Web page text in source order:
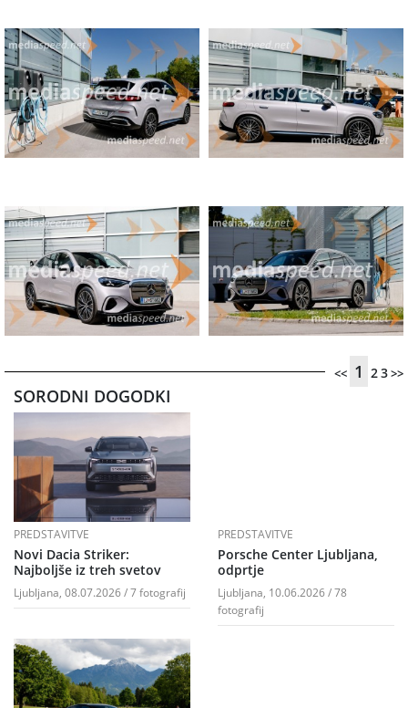
<< 1 23>>
SORODNI DOGODKI
PREDSTAVITVE
Novi Dacia Striker:
Najboljše iz treh svetov
Ljubljana, 08.07.2026 / 7 fotografij
PREDSTAVITVE
Porsche Center Ljubljana,
odprtje
Ljubljana, 10.06.2026 / 78
fotografij